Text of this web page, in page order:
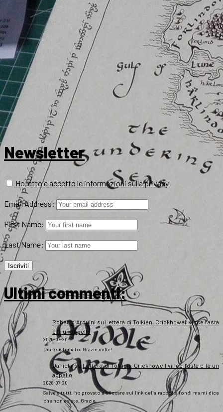
Newsletter
Ho letto e accetto le informazioni sulla privacy
Email Address:
First Name:
Last Name:
Ultimi commenti:
Roberto Arduini su Lettera di Tolkien, Crickhowell vince l’asta
e fa un appello
2026-07-20
Ora è sistemato. Grazie mille!
DanielasuLettera di Tolkien, Crickhowell vince l’asta e fa un
appello
2026-07-20
Salve a tutti, ho provato a cliccare sul link della raccolta fondi ma mi dice
che non esiste. Grazie